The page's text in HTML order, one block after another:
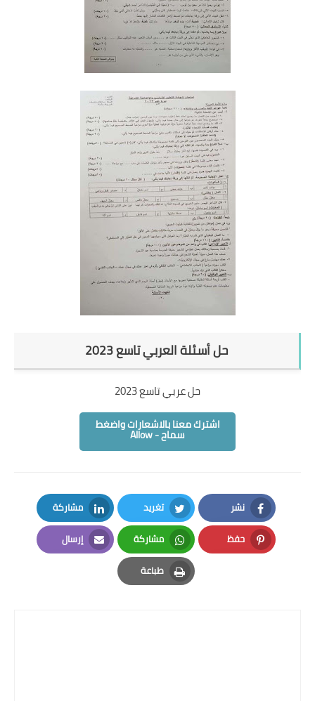
حل أسئلة العربي تاسع 2023
حل عربي تاسع 2023
اشترك معنا بالاشعارات واضغط
سماح - Allow
نشر
Facebook
تغريد
Twitter
مشاركة
LinkedIn
حفظ
Pinterest
مشاركة
Whatsapp
إرسال
Email
طباعة
Print